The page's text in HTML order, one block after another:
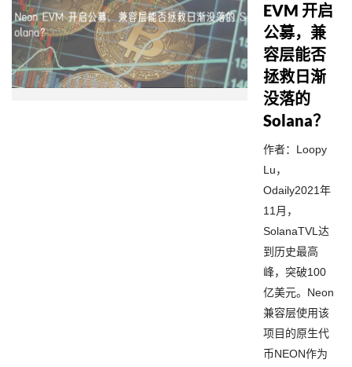
EVM 开启
公募，兼
容层能否
拯救日渐
没落的
Solana？
作者：Loopy
Lu，
Odaily2021年
11月，
SolanaTVL达
到历史最高
峰，突破100
亿美元。Neon
兼容层使用该
项目的原生代
币NEON作为